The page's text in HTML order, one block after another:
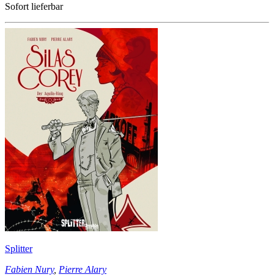
Sofort lieferbar
Splitter
Fabien Nury, Pierre Alary